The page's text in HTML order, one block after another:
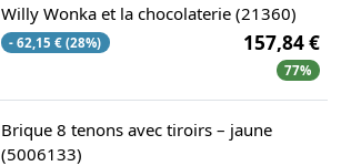
Willy Wonka et la chocolaterie (21360)
- 62,15 € (28%) 157,84 €
77%
Brique 8 tenons avec tiroirs – jaune
(5006133)